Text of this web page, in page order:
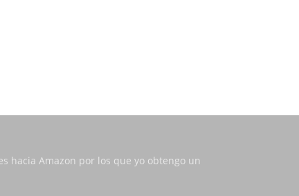
hacia Amazon por los que yo obtengo un